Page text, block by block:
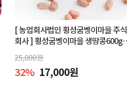
[ 농업회사법인 횡성굼벵이마을 주식
회사 ] 횡성굼벵이마을 생땅콩600g.
볶은땅콩600g, 빨간생땅콩600g
25,000원
32% 17,000원